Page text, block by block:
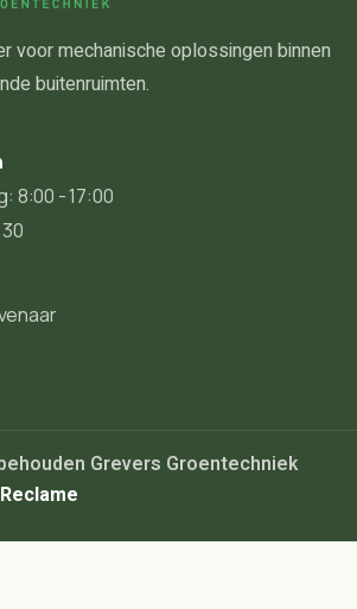
voor mechanische oplossingen binnen
buitenruimten.
8:00 - 17:00
Grevers Groentechniek